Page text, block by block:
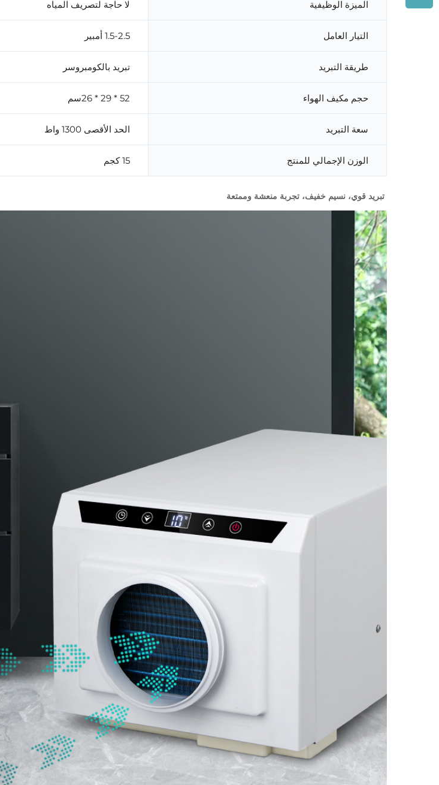
الميزة الوظيفية لا حاجة لتصريف المياه
التيار العامل 1.5-2.5 أمبير
طريقة التبريد تبريد بالكومبروسر
حجم مكيف الهواء 52 * 29 * 26سم
سعة التبريد الحد الأقصى 1300 واط
الوزن الإجمالي للمنتج 15 كجم
تبريد قوي، نسيم خفيف، تجربة منعشة وممتعة